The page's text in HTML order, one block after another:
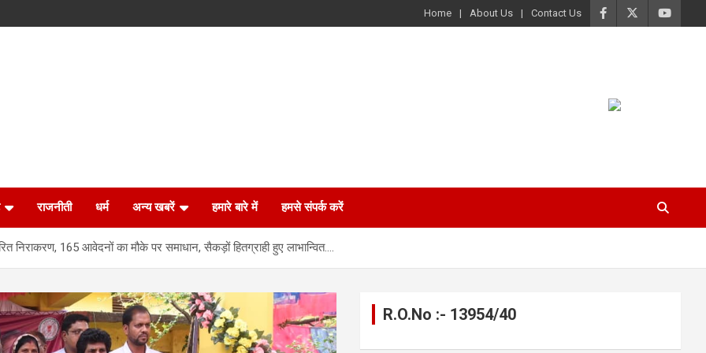
Home About Us Contact Us
राजनीती धर्म अन्य खबरें हमारे बारे में हमसे संपर्क करें
निराकरण, 165 आवेदनों का मौके पर समाधान, सैकड़ों हितग्राही हुए लाभान्वित….
R.O.No :- 13954/40